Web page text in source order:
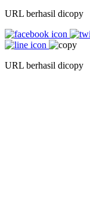
URL berhasil dicopy
URL berhasil dicopy